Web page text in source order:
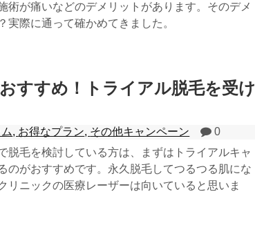
術が痛いなどのデメリットがあります。そのデメ
実際に通って確かめてきました。
すすめ！トライアル脱毛を受け
, お得なプラン, その他キャンペーン
0
脱毛を検討している方は、まずはトライアルキャ
のがおすすめです。永久脱毛してつるつる肌にな
リニックの医療レーザーは向いていると思いま